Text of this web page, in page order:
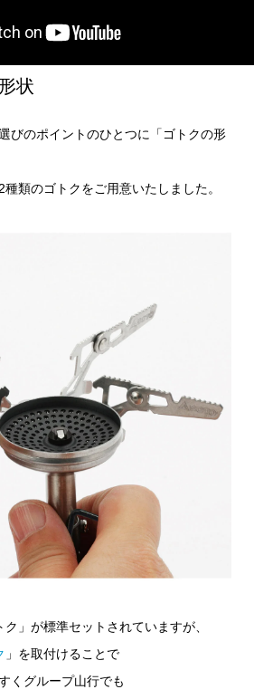
状
びのポイントのひとつに「ゴトクの形
類のゴトクをご用意いたしました。
」が標準セットされていますが、
」を取付けることで
くグループ山行でも